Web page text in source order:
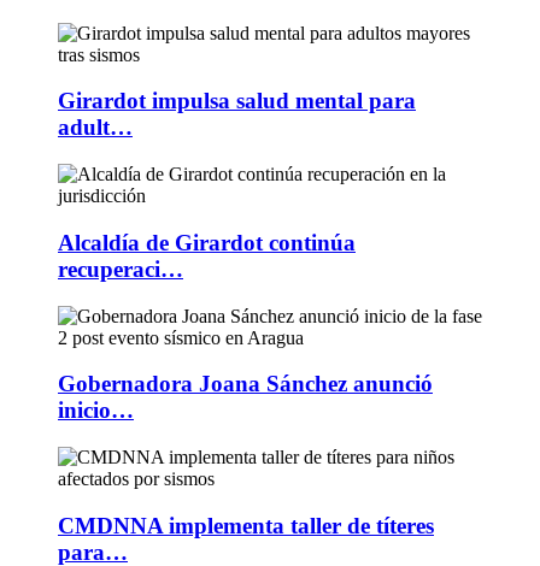
Girardot impulsa salud mental para
adult…
Alcaldía de Girardot continúa
recuperaci…
Gobernadora Joana Sánchez anunció
inicio…
CMDNNA implementa taller de títeres
para…